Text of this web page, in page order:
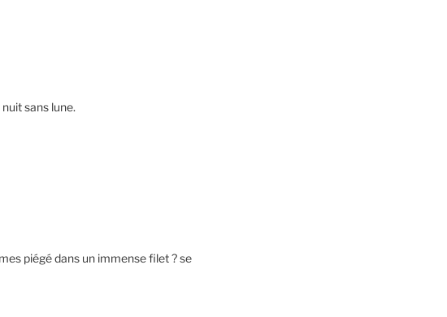
sans lune.
piégé dans un immense filet ? se